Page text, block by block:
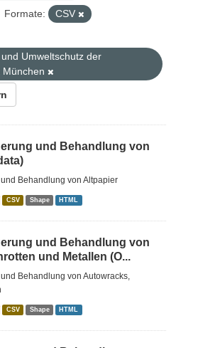
Formate:
CSV
Umweltschutz der
München
und Behandlung von
Behandlung von Altpapier
CSV Shape HTML
und Behandlung von
und Metallen (O...
Behandlung von Autowracks,
CSV Shape HTML